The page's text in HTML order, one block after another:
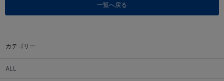
カテゴリー
ALL
一覧へ戻る